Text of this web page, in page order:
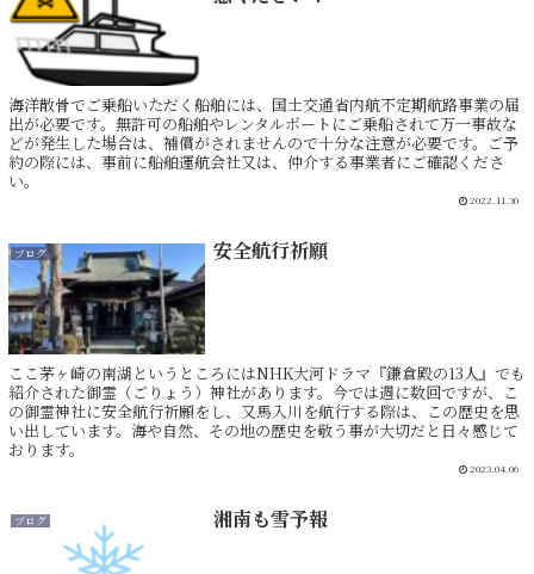
海洋散骨でご乗船いただく船舶には、国土交通省内航不定期航路事業の届
出が必要です。無許可の船舶やレンタルボートにご乗船されて万一事故な
どが発生した場合は、補償がされませんので十分な注意が必要です。ご予
約の際には、事前に船舶運航会社又は、仲介する事業者にご確認くださ
い。
2022.11.30
ブログ 安全航行祈願
ここ茅ヶ崎の南湖というところにはNHK大河ドラマ『鎌倉殿の13人』でも
紹介された御霊（ごりょう）神社があります。今では週に数回ですが、こ
の御霊神社に安全航行祈願をし、又馬入川を航行する際は、この歴史を思
い出しています。海や自然、その地の歴史を敬う事が大切だと日々感じて
おります。
2023.04.06
ブログ 湘南も雪予報